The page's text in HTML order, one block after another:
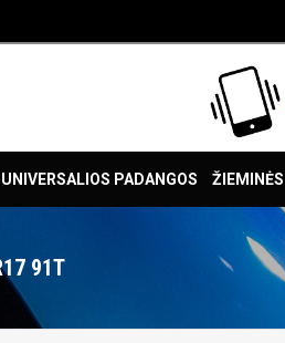
UNIVERSALIOS PADANGOS
91T